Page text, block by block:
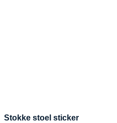
Stokke stoel sticker